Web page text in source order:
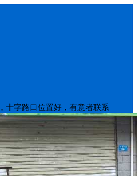
十字路口位置好，有意者联系